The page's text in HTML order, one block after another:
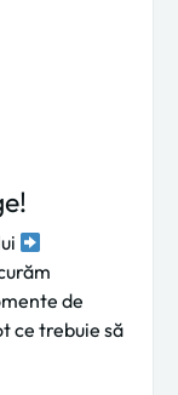
de
ce trebuie să